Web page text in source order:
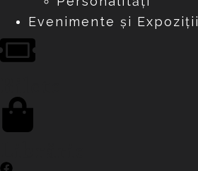
Evenimente și Expoziții